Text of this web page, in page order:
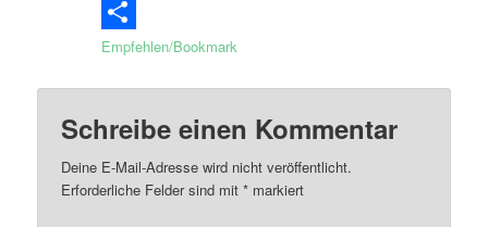
Email
Empfehlen/Bookmark
Schreibe einen Kommentar
Deine E-Mail-Adresse wird nicht veröffentlicht.
Erforderliche Felder sind mit* markiert